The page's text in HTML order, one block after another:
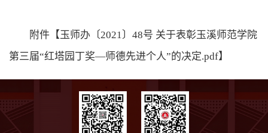
附件【玉师办〔2021〕48号 关于表彰玉溪师范学院
第三届“红塔园丁奖—师德先进个人”的决定.pdf】